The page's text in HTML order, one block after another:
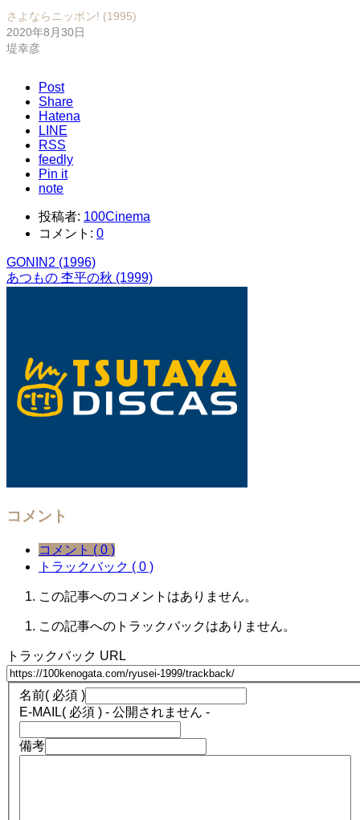
さよならニッポン! (1995)
2020年8月30日
堤幸彦
Post
Share
Hatena
LINE
RSS
feedly
Pin it
note
投稿者: 100Cinema
コメント: 0
GONIN2 (1996)
あつもの 杢平の秋 (1999)
コメント
コメント ( 0 )
トラックバック ( 0 )
この記事へのコメントはありません。
この記事へのトラックバックはありません。
トラックバック URL
名前( 必須 )
E-MAIL( 必須 ) - 公開されません -
備考